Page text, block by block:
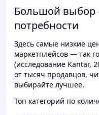
Большой
потребности
Здесь самые низкие
маркетплейсов — так
(исследование Kantar,
от тысяч продавцов,
выбирайте лучшее.
Топ категорий по